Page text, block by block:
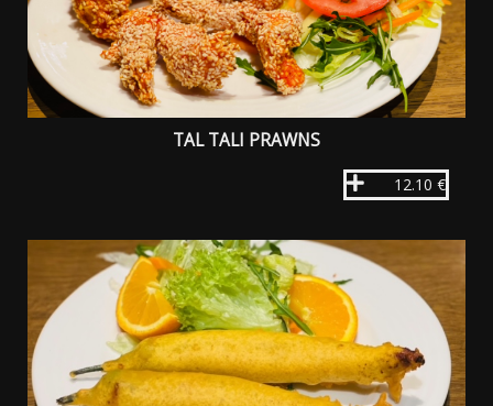
TAL TALI PRAWNS
12.10 €